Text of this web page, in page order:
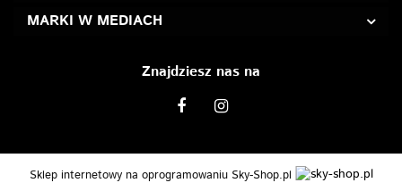
MARKI W MEDIACH
Znajdziesz nas na
Sklep internetowy na oprogramowaniu Sky-Shop.pl